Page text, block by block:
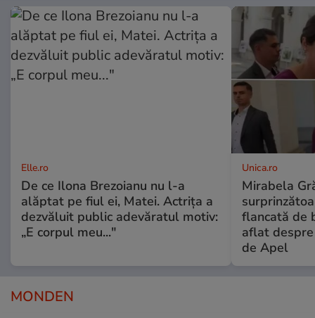
Elle.ro
De ce Ilona Brezoianu nu l-a
alăptat pe fiul ei, Matei. Actrița a
dezvăluit public adevăratul motiv:
„E corpul meu..."
Unica.ro
Mirabela
flancată de
aflat
de Apel
MONDEN